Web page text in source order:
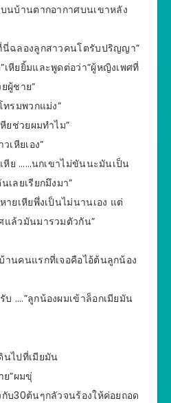
นบ้านตากอากาศบนเขาหลัง
นี่ฉลองลูกสาวคนโตรับปริญญา”
หียยิ้มและพูดต่อว่า”ผู้หญิงเพศที่
ผู้ชาย”
รมพวกแม่ง”
ยช่วยผมทำไม”
เหียเอง”
หีย ……นกเขาไม่ขันนะมันเป็น
เลยเรียกมึงมา”
ายเหียพึ่งเป็นไม่นานเอง แต่
แล้วมันมารวมตัวกัน”
นคนแรกที่เจอคือไอ้ต้นลูกน้อง
….”ลูกน้องผมเข้าล็อกเมียมัน
นไปที่เมียมัน
ย”ผมขุ่
บ30ต้นๆกลัวจนร้องให้ค่อยถอด